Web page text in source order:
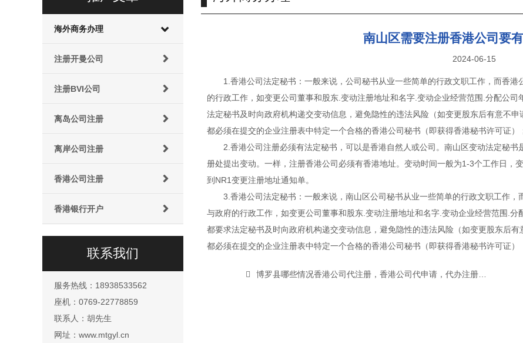
海外商务办理
注册开曼公司
注册BVI公司
离岛公司注册
离岸公司注册
香港公司注册
香港银行开户
联系我们
服务热线：18938533562
座机：0769-22778859
联系人：胡先生
网址：www.mtgyl.cn
南山区需要注册香港公司要
2024-06-15
1.香港公司法定秘书：一般来说，公司秘书从业一些简单的行政文职工作，而香
的行政工作，如变更公司董事和股东.变动注册地址和名字.变动企业经营范围.分配公
法定秘书及时向政府机构递交变动信息，避免隐性的违法风险（如变更股东后有意不
都必须在提交的企业注册表中特定一个合格的香港公司秘书（即获得香港秘书许可证）
2.香港公司注册必须有法定秘书，可以是香港自然人或公司。南山区变动法定秘
册处提出变动。一样，注册香港公司必须有香港地址。变动时间一般为1-3个工作日，
到NR1变更注册地址通知单。
3.香港公司法定秘书：一般来说，南山区公司秘书从业一些简单的行政文职工作
与政府的行政工作，如变更公司董事和股东.变动注册地址和名字.变动企业经营范围.分
都要求法定秘书及时向政府机构递交变动信息，避免隐性的违法风险（如变更股东后
都必须在提交的企业注册表中特定一个合格的香港公司秘书（即获得香港秘书许可证）
博罗县哪些情况香港公司代注册，香港公司代申请，代办注册香港公司，代申请注册香港公司名称不能获批